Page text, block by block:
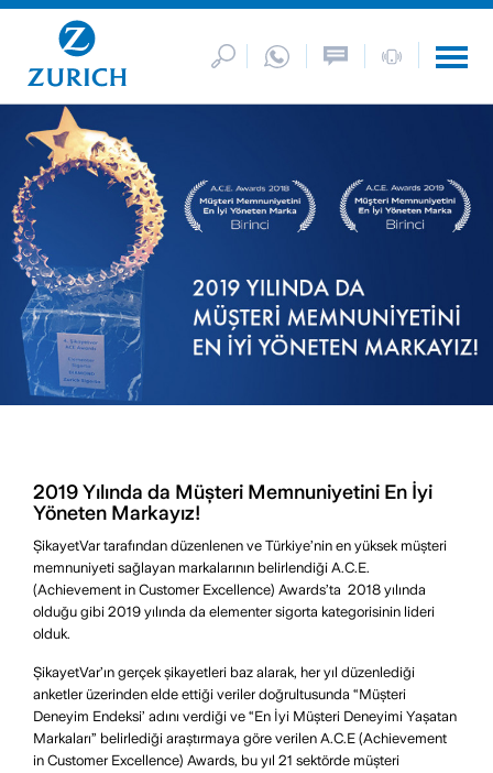
2019 Yılında da Müşteri Memnuniyetini En İyi
Yöneten Markayız!
ŞikayetVar tarafından düzenlenen ve Türkiye’nin en yüksek müşteri
memnuniyeti sağlayan markalarının belirlendiği A.C.E.
(Achievement in Customer Excellence) Awards’ta 2018 yılında
olduğu gibi 2019 yılında da elementer sigorta kategorisinin lideri
olduk.
ŞikayetVar’ın gerçek şikayetleri baz alarak, her yıl düzenlediği
anketler üzerinden elde ettiği veriler doğrultusunda “Müşteri
Deneyim Endeksi’ adını verdiği ve “En İyi Müşteri Deneyimi Yaşatan
Markaları” belirlediği araştırmaya göre verilen A.C.E (Achievement
in Customer Excellence) Awards, bu yıl 21 sektörde müşteri